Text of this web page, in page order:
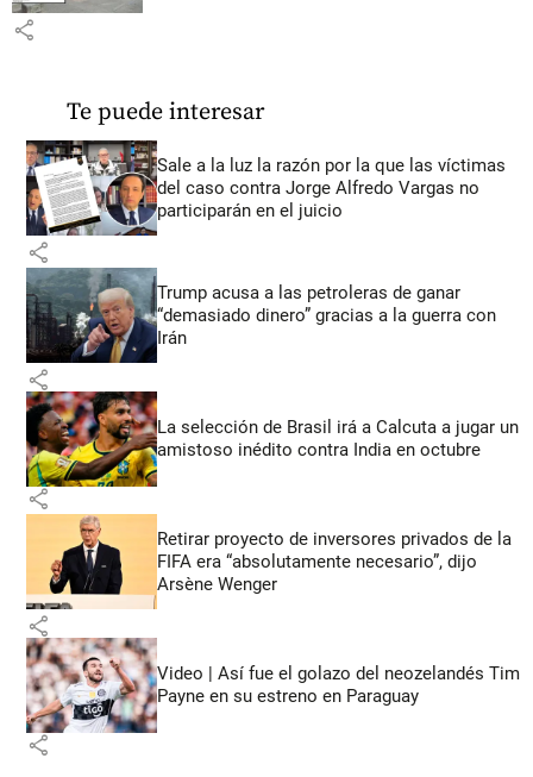
share
Te puede interesar
Sale a la luz la razón por la que las víctimas
del caso contra Jorge Alfredo Vargas no
participarán en el juicio
share
Trump acusa a las petroleras de ganar
“demasiado dinero” gracias a la guerra con
Irán
share
La selección de Brasil irá a Calcuta a jugar un
amistoso inédito contra India en octubre
share
Retirar proyecto de inversores privados de la
FIFA era “absolutamente necesario”, dijo
Arsène Wenger
share
Video | Así fue el golazo del neozelandés Tim
Payne en su estreno en Paraguay
share